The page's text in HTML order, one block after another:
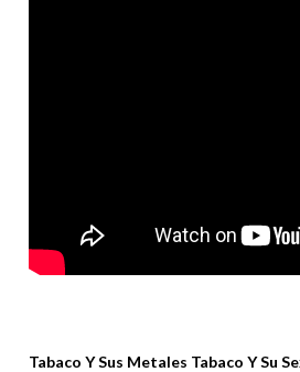
Tabaco Y Sus Metales Tabaco Y Su